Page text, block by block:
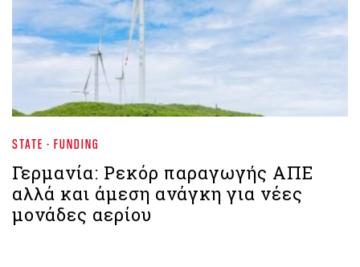
STATE - FUNDING
Γερμανία: Ρεκόρ παραγωγής ΑΠΕ
αλλά και άμεση ανάγκη για νέες
μονάδες αερίου